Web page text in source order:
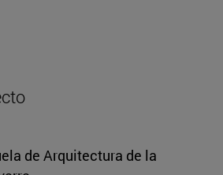
de Arquitectura de la